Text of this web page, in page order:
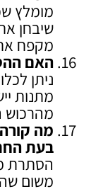
מומלץ
שיבחן
מקפח
האם
ניתן
מתנות
מה
בעת
הסתרת
משום